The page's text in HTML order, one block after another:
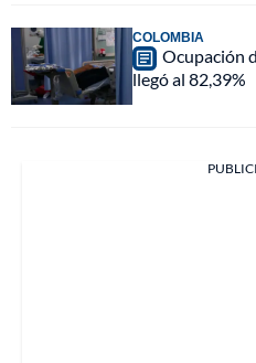
COLOMBIA
Ocupación
llegó al 82,39%